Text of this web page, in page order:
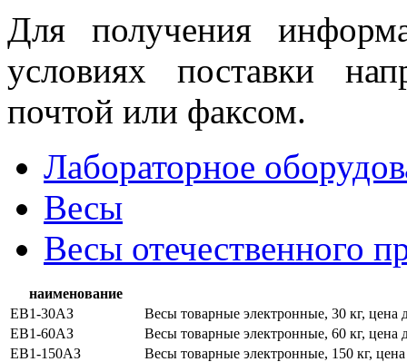
Для получения
условиях поставки
почтой или факсом.
Лабораторное
Весы
Весы отечественного
наименование
ЕВ1-30АЗ
Весы товарные электронные, 30 кг, цена
ЕВ1-60АЗ
Весы товарные электронные, 60 кг, цена
ЕВ1-150АЗ
Весы товарные электронные, 150 кг,